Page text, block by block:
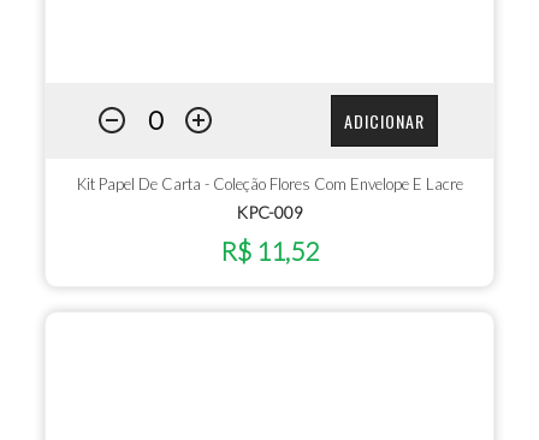
ADICIONAR
Kit Papel De Carta - Coleção Flores Com Envelope E Lacre
KPC-009
R$ 11,52